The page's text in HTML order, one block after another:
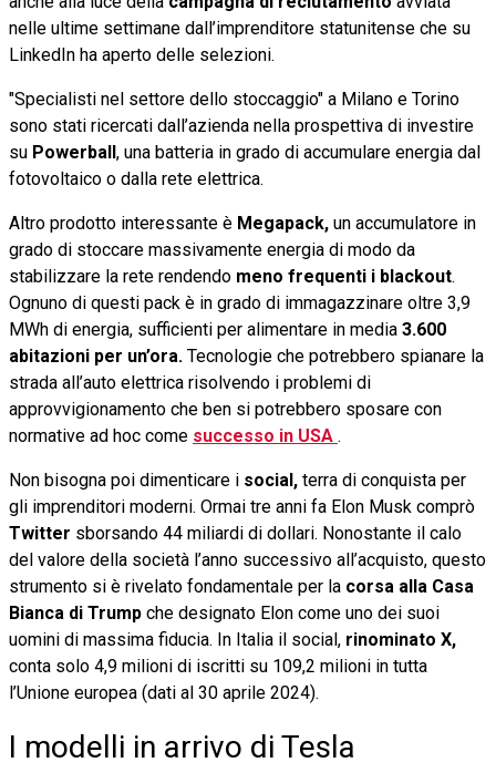
nelle ultime settimane dall’imprenditore statunitense che su
LinkedIn ha aperto delle selezioni.
"Specialisti nel settore dello stoccaggio" a Milano e Torino
sono stati ricercati dall’azienda nella prospettiva di investire
su Powerball , una batteria in grado di accumulare energia dal
fotovoltaico o dalla rete elettrica.
Altro prodotto interessante è Megapack, un accumulatore in
grado di stoccare massivamente energia di modo da
stabilizzare la rete rendendo meno frequenti i blackout.
Ognuno di questi pack è in grado di immagazzinare oltre 3,9
MWh di energia, sufficienti per alimentare in media 3.600
abitazioni per un’ora. Tecnologie che potrebbero spianare la
strada all’auto elettrica risolvendo i problemi di
approvvigionamento che ben si potrebbero sposare con
normative ad hoc come successo in USA .
Non bisogna poi dimenticare i social, terra di conquista per
gli imprenditori moderni. Ormai tre anni fa Elon Musk comprò
Twitter sborsando 44 miliardi di dollari. Nonostante il calo
del valore della società l’anno successivo all’acquisto, questo
strumento si è rivelato fondamentale per la corsa alla Casa
Bianca di Trump che designato Elon come uno dei suoi
uomini di massima fiducia. In Italia il social, rinominato X,
conta solo 4,9 milioni di iscritti su 109,2 milioni in tutta
l’Unione europea (dati al 30 aprile 2024).
I modelli in arrivo di Tesla